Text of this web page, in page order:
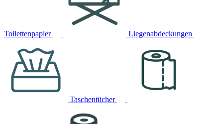
Toilettenpapier Liegenabdeckungen
Taschentücher